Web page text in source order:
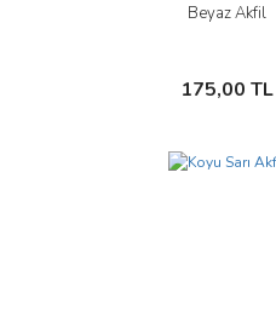
Beyaz Akfil
175,00 TL
İncele
Sepete Ekle